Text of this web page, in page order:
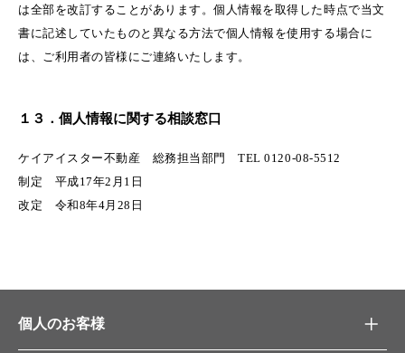
は全部を改訂することがあります。個人情報を取得した時点で当文
書に記述していたものと異なる方法で個人情報を使用する場合に
は、ご利用者の皆様にご連絡いたします。
１３．個人情報に関する相談窓口
ケイアイスター不動産 総務担当部門 TEL 0120-08-5512
制定 平成17年2月1日
改定 令和8年4月28日
個人のお客様